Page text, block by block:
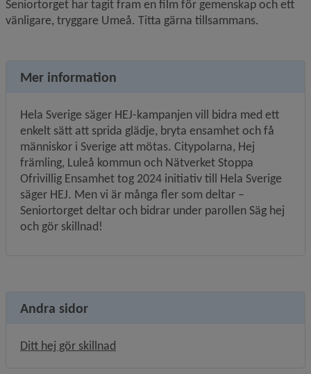
Seniortorget har tagit fram en film för gemenskap och ett
vänligare, tryggare Umeå. Titta gärna tillsammans.
Mer information
Hela Sverige säger HEJ-kampanjen vill bidra med ett
enkelt sätt att sprida glädje, bryta ensamhet och få
människor i Sverige att mötas. Citypolarna, Hej
främling, Luleå kommun och Nätverket Stoppa
Ofrivillig Ensamhet tog 2024 initiativ till Hela Sverige
säger HEJ. Men vi är många fler som deltar –
Seniortorget deltar och bidrar under parollen Säg hej
och gör skillnad!
Andra sidor
Ditt hej gör skillnad